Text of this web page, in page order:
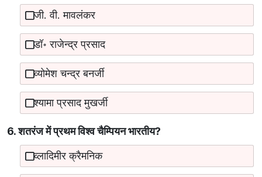
जी. वी. मावलंकर
डॉ॰ राजेन्द्र प्रसाद
व्योमेश चन्‍द्र बनर्जी
श्यामा प्रसाद मुखर्जी
6. शतरंज में प्रथम विश्व चैम्पियन भारतीय?
व्लादिमीर क्रैमनिक